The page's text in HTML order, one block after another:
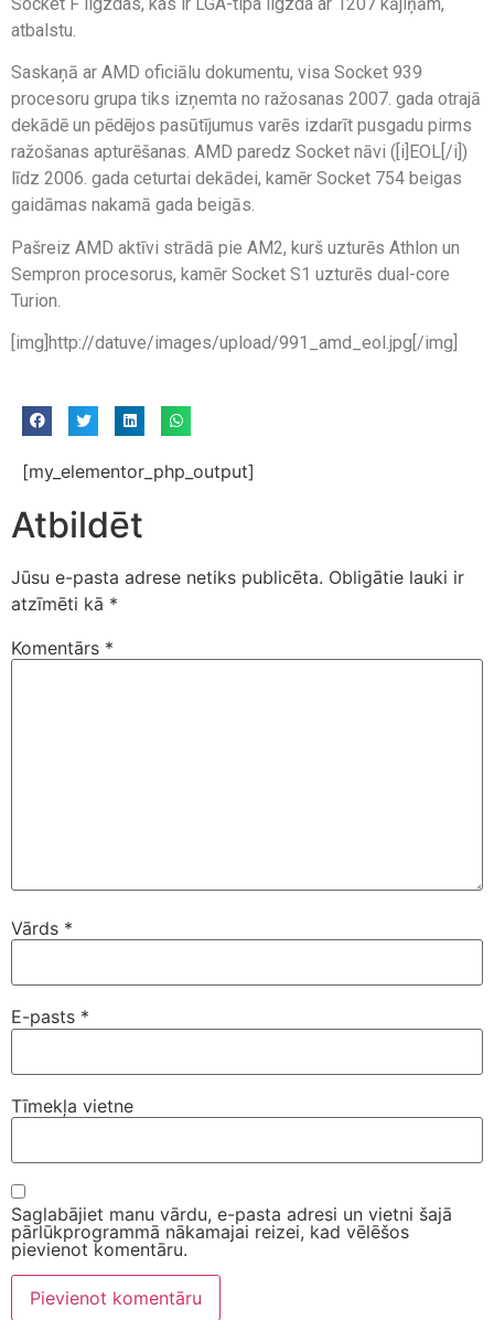
atbalstu.
Saskaņā ar AMD oficiālu dokumentu, visa Socket 939
procesoru grupa tiks izņemta no ražosanas 2007. gada otrajā
dekādē un pēdējos pasūtījumus varēs izdarīt pusgadu pirms
ražošanas apturēšanas. AMD paredz Socket nāvi ([i]EOL[/i])
līdz 2006. gada ceturtai dekādei, kamēr Socket 754 beigas
gaidāmas nakamā gada beigās.
Pašreiz AMD aktīvi strādā pie AM2, kurš uzturēs Athlon un
Sempron procesorus, kamēr Socket S1 uzturēs dual-core
Turion.
[img]http://datuve/images/upload/991_amd_eol.jpg[/img]
[my_elementor_php_output]
Atbildēt
Jūsu e-pasta adrese netiks publicēta. Obligātie lauki ir
atzīmēti kā *
Komentārs *
Vārds *
E-pasts *
Tīmekļa vietne
Saglabājiet manu vārdu, e-pasta adresi un vietni šajā
pārlūkprogrammā nākamajai reizei, kad vēlēšos
pievienot komentāru.